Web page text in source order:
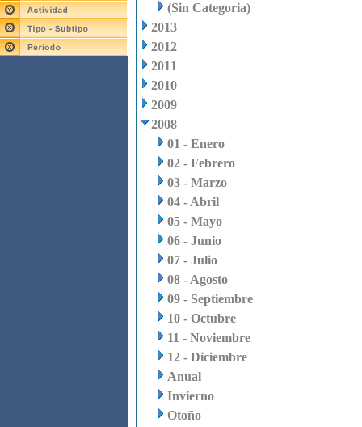
(Sin Categoria)
2013
2012
2011
2010
2009
2008
01 - Enero
02 - Febrero
03 - Marzo
04 - Abril
05 - Mayo
06 - Junio
07 - Julio
08 - Agosto
09 - Septiembre
10 - Octubre
11 - Noviembre
12 - Diciembre
Anual
Invierno
Otoño